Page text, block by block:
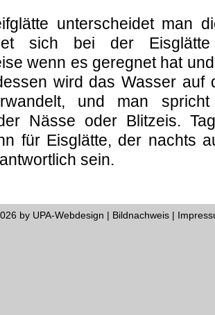
unterscheidet man
sich bei der Eisglätte
wenn es geregnet hat
wird das Wasser auf
und man
Nässe oder Blitzeis.
für Eisglätte, der nachts
sein.
by UPA-Webdesign | Bildnachweis |